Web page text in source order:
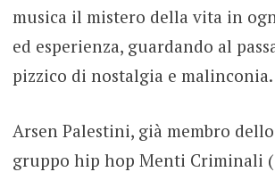
musica il mistero della vita in
ed esperienza, guardando al
pizzico di nostalgia e malinconia.
Arsen Palestini, già membro
gruppo hip hop Menti Criminali